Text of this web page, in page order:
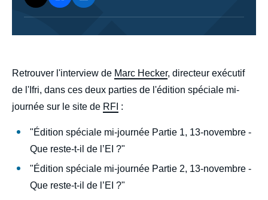
body
Retrouver l'interview de Marc Hecker, directeur exécutif
de l'Ifri, dans ces deux parties de l'édition spéciale mi-
journée sur le site de RFI :
"Édition spéciale mi-journée Partie 1, 13-novembre -
Que reste-t-il de l’EI ?"
"Édition spéciale mi-journée Partie 2, 13-novembre -
Que reste-t-il de l’EI ?"